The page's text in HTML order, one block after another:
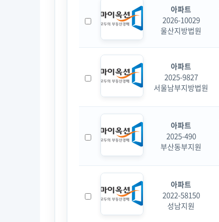
아파트
2026-10029
울산지방법원
아파트
2025-9827
서울남부지방법원
아파트
2025-490
부산동부지원
아파트
2022-58150
성남지원